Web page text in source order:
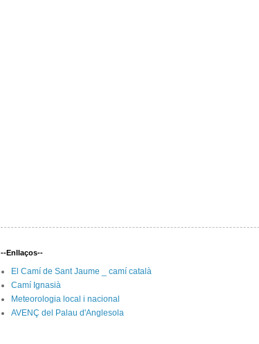
--Enllaços--
El Camí de Sant Jaume _ camí català
Camí Ignasià
Meteorologia local i nacional
AVENÇ del Palau d'Anglesola